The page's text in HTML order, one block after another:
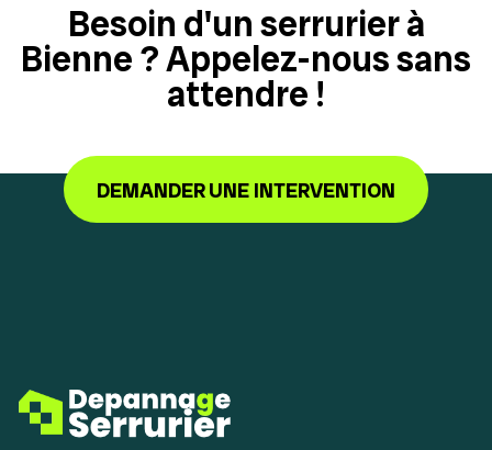
Besoin d'un serrurier à
Bienne ? Appelez-nous sans
attendre !
DEMANDER UNE INTERVENTION